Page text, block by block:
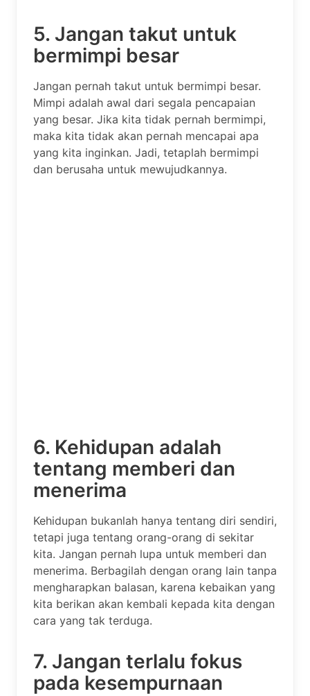
5. Jangan takut untuk
bermimpi besar
Jangan pernah takut untuk bermimpi besar.
Mimpi adalah awal dari segala pencapaian
yang besar. Jika kita tidak pernah bermimpi,
maka kita tidak akan pernah mencapai apa
yang kita inginkan. Jadi, tetaplah bermimpi
dan berusaha untuk mewujudkannya.
6. Kehidupan adalah
tentang memberi dan
menerima
Kehidupan bukanlah hanya tentang diri sendiri,
tetapi juga tentang orang-orang di sekitar
kita. Jangan pernah lupa untuk memberi dan
menerima. Berbagilah dengan orang lain tanpa
mengharapkan balasan, karena kebaikan yang
kita berikan akan kembali kepada kita dengan
cara yang tak terduga.
7. Jangan terlalu fokus
pada kesempurnaan